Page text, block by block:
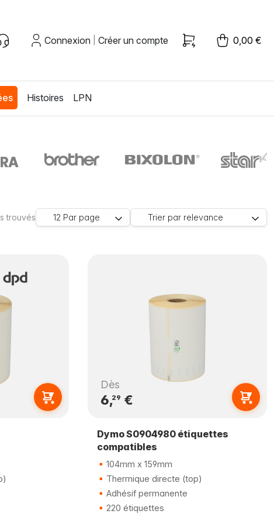
Connexion Créer un compte 0,00 €
Histoires LPN
trouvés 12 Par page Trier par relevance
Dès
6,29 €
Dymo S0904980 étiquettes
compatibles
104mm x 159mm
Thermique directe (top)
Adhésif permanente
220 étiquettes